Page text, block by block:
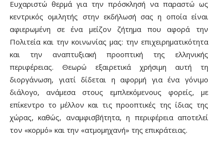
Ευχαριστώ θερμά για την πρόσκλησή να παραστώ ως
κεντρικός ομιλητής στην εκδήλωσή σας η οποία είναι
αφιερωμένη σε ένα μείζον ζήτημα που αφορά την
Πολιτεία και την κοινωνίας μας: την επιχειρηματικότητα
και την αναπτυξιακή προοπτική της ελληνικής
περιφέρειας. Θεωρώ εξαιρετικά χρήσιμη αυτή τη
διοργάνωση, γιατί δίδεται η αφορμή για ένα γόνιμο
διάλογο, ανάμεσα στους εμπλεκόμενους φορείς, με
επίκεντρο το μέλλον και τις προοπτικές της ίδιας της
χώρας, καθώς, αναμφισβήτητα, η περιφέρεια αποτελεί
τον «κορμό» και την «ατμομηχανή» της επικράτειας.